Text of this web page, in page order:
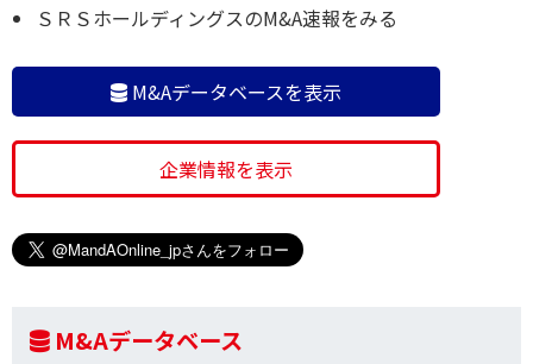
ＳＲＳホールディングスのM&A速報をみる
M&Aデータベースを表示
企業情報を表示
M&Aデータベース